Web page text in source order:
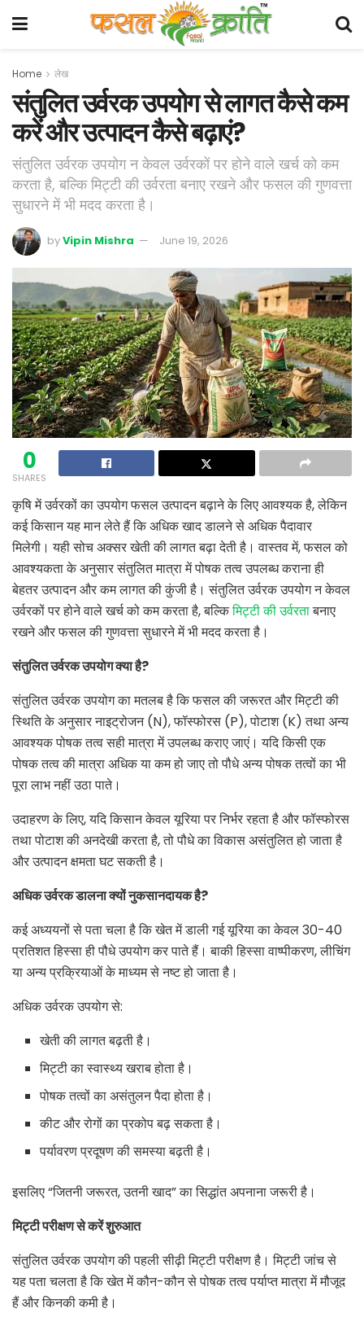
Home लेख
संतुलित उर्वरक उपयोग से लागत कैसे कम
करें और उत्पादन कैसे बढ़ाएं?
संतुलित उर्वरक उपयोग न केवल उर्वरकों पर होने वाले खर्च को कम
करता है, बल्कि मिट्टी की उर्वरता बनाए रखने और फसल की गुणवत्ता
सुधारने में भी मदद करता है।
byVipin Mishra June 19, 2026
0
SHARES
कृषि में उर्वरकों का उपयोग फसल उत्पादन बढ़ाने के लिए आवश्यक है, लेकिन
कई किसान यह मान लेते हैं कि अधिक खाद डालने से अधिक पैदावार
मिलेगी। यही सोच अक्सर खेती की लागत बढ़ा देती है। वास्तव में, फसल को
आवश्यकता के अनुसार संतुलित मात्रा में पोषक तत्व उपलब्ध कराना ही
बेहतर उत्पादन और कम लागत की कुंजी है। संतुलित उर्वरक उपयोग न केवल
उर्वरकों पर होने वाले खर्च को कम करता है, बल्किमिट्टी की उर्वरताबनाए
रखने और फसल की गुणवत्ता सुधारने में भी मदद करता है।
संतुलित उर्वरक उपयोग क्या है?
संतुलित उर्वरक उपयोग का मतलब है कि फसल की जरूरत और मिट्टी की
स्थिति के अनुसार नाइट्रोजन (N), फॉस्फोरस (P), पोटाश (K) तथा अन्य
आवश्यक पोषक तत्व सही मात्रा में उपलब्ध कराए जाएं। यदि किसी एक
पोषक तत्व की मात्रा अधिक या कम हो जाए तो पौधे अन्य पोषक तत्वों का भी
पूरा लाभ नहीं उठा पाते।
उदाहरण के लिए, यदि किसान केवल यूरिया पर निर्भर रहता है और फॉस्फोरस
तथा पोटाश की अनदेखी करता है, तो पौधे का विकास असंतुलित हो जाता है
और उत्पादन क्षमता घट सकती है।
अधिक उर्वरक डालना क्यों नुकसानदायक है?
कई अध्ययनों से पता चला है कि खेत में डाली गई यूरिया का केवल 30-40
प्रतिशत हिस्सा ही पौधे उपयोग कर पाते हैं। बाकी हिस्सा वाष्पीकरण, लीचिंग
या अन्य प्रक्रियाओं के माध्यम से नष्ट हो जाता है।
अधिक उर्वरक उपयोग से:
खेती की लागत बढ़ती है।
मिट्टी का स्वास्थ्य खराब होता है।
पोषक तत्वों का असंतुलन पैदा होता है।
कीट और रोगों का प्रकोप बढ़ सकता है।
पर्यावरण प्रदूषण की समस्या बढ़ती है।
इसलिए “जितनी जरूरत, उतनी खाद” का सिद्धांत अपनाना जरूरी है।
मिट्टी परीक्षण से करें शुरुआत
संतुलित उर्वरक उपयोग की पहली सीढ़ी मिट्टी परीक्षण है। मिट्टी जांच से
यह पता चलता है कि खेत में कौन-कौन से पोषक तत्व पर्याप्त मात्रा में मौजूद
हैं और किनकी कमी है।